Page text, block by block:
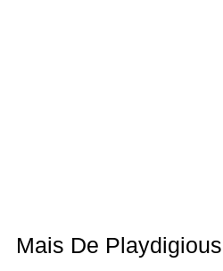
Mais De Playdigious